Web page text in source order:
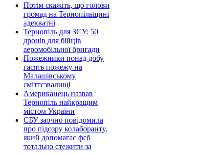
Потім скажіть, що голови
громад на Тернопільщині
адекватні
Тернопіль для ЗСУ: 50
дронів для бійців
аеромобільної бригади
Пожежники понад добу
гасять пожежу на
Малашівському
сміттєзвалищі
Американець назвав
Тернопіль найкращим
містом України
СБУ заочно повідомила
про підозру колаборанту,
який допомагає фсб
тотально стежити за